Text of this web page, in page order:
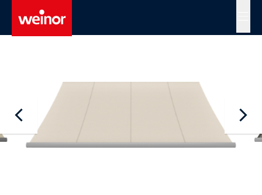
Skip to main content